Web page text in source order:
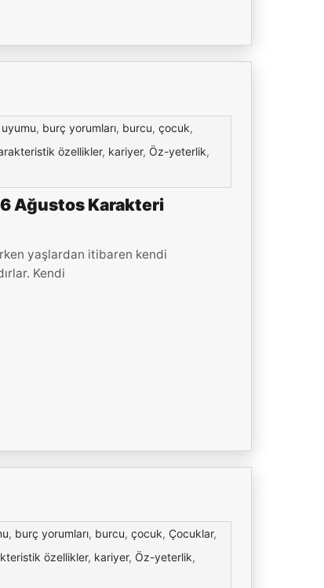
, burç yorumları, burcu, çocuk,
özellikler, kariyer, Öz-yeterlik,
Ağustos Karakteri
yaşlardan itibaren kendi
Kendi
, burç yorumları, burcu, çocuk, Çocuklar,
özellikler, kariyer, Öz-yeterlik,